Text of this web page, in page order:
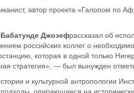
автор проекта «Галопом по
Бабатунде Джозефрассказал об
российских коллег о
которая в одной только
стратегия», — был вынужден
и культурной антропологии
опирающиеся на